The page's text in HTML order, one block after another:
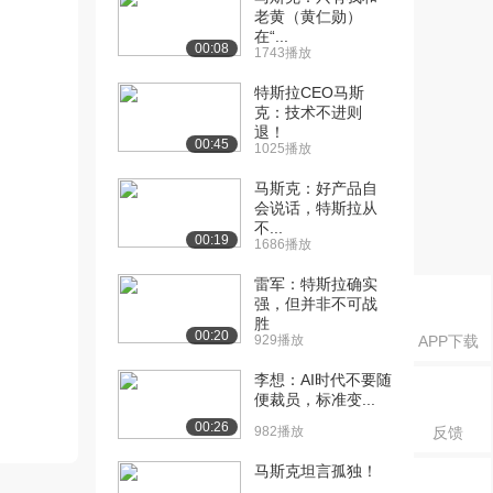
APP下载
反馈
00:08
老黄（黄仁勋）
在“...
1743播放
00:45
特斯拉CEO马斯
克：技术不进则
退！
1025播放
00:19
马斯克：好产品自
会说话，特斯拉从
不...
1686播放
00:20
雷军：特斯拉确实
强，但并非不可战
胜
929播放
00:26
李想：AI时代不要随
便裁员，标准变...
982播放
马斯克坦言孤独！